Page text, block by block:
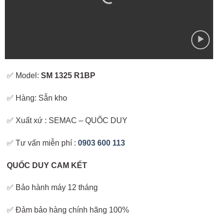
✅ Model:SM 1325 R1BP
✅ Hàng: Sẵn kho
✅ Xuất xứ : SEMAC – QUỐC DUY
✅ Tư vấn miễn phí :0903 600 113
QUỐC DUY CAM KẾT
✅ Bảo hành máy 12 tháng
✅ Đảm bảo hàng chính hãng 100%